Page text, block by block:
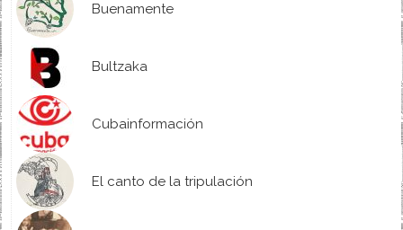
Buenamente
Bultzaka
Cubainformación
El canto de la tripulación